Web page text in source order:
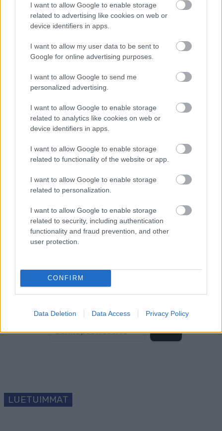
I want to allow Google to enable storage
related to advertising like cookies on web or
device identifiers in apps.
I want to allow my user data to be sent to
Google for online advertising purposes.
I want to allow Google to send me
personalized advertising.
I want to allow Google to enable storage
related to analytics like cookies on web or
device identifiers in apps.
I want to allow Google to enable storage
related to functionality of the website or app.
I want to allow Google to enable storage
related to personalization.
I want to allow Google to enable storage
related to security, including authentication
functionality and fraud prevention, and other
user protection.
CONFIRM
Data Deletion Data Access Privacy Policy
Tilaa uutiskirjeemme
Tilaa
LUETUIMMAT